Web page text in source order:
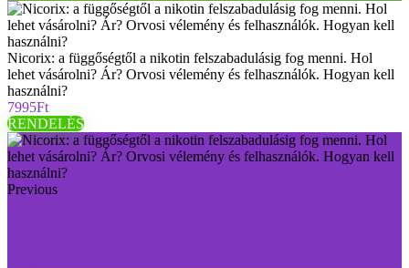
Nicorix: a függőségtől a nikotin felszabadulásig fog menni. Hol
lehet vásárolni? Ár? Orvosi vélemény és felhasználók. Hogyan kell
használni?
7995Ft
RENDELÉS
Previous